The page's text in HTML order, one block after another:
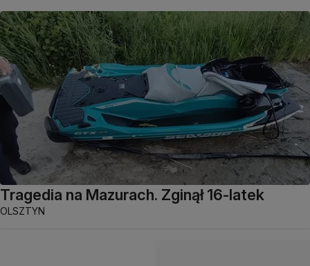
Tragedia na Mazurach. Zginął 16-latek
OLSZTYN